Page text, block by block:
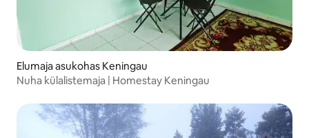
Elumaja asukohas Keningau
Nuha külalistemaja | Homestay Keningau